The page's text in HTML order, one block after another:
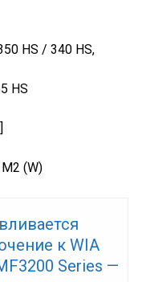
HS / 340 HS,
HS
M2 (W)
к WIA
Series —